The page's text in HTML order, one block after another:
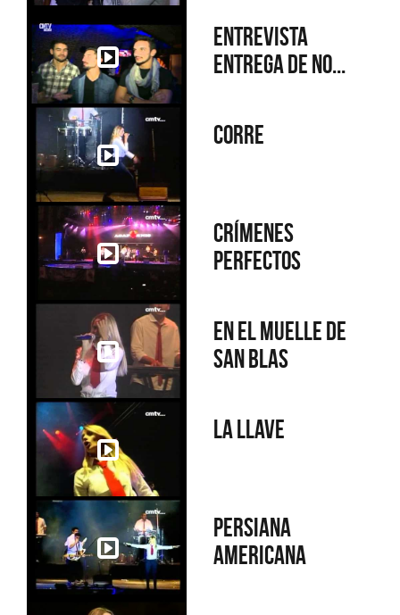
Entrevista
Entrega de no...
Corre
Crímenes
perfectos
En el muelle de
San Blas
La llave
Persiana
americana